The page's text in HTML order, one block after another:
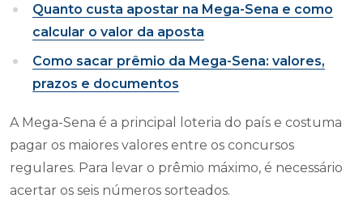
Quanto custa apostar na Mega-Sena e como
calcular o valor da aposta
Como sacar prêmio da Mega-Sena: valores,
prazos e documentos
A Mega-Sena é a principal loteria do país e costuma
pagar os maiores valores entre os concursos
regulares. Para levar o prêmio máximo, é necessário
acertar os seis números sorteados.